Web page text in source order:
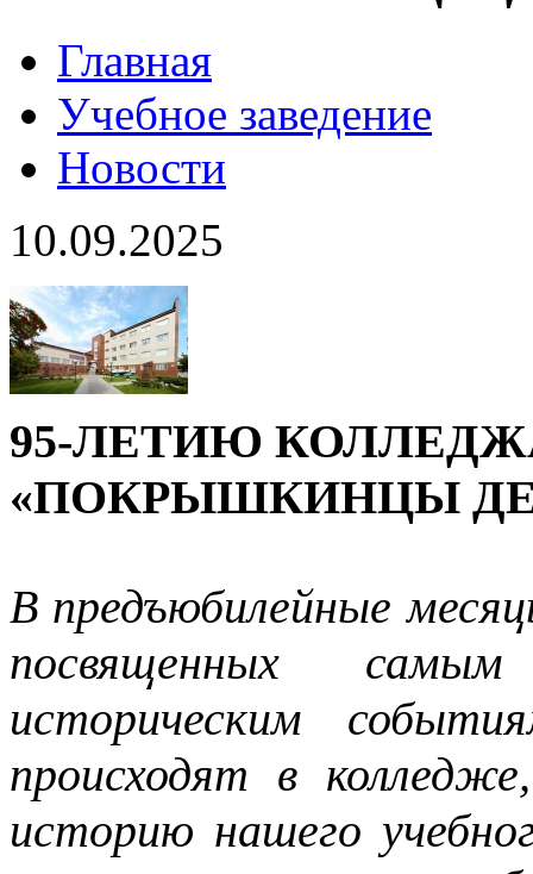
Главная
Учебное заведение
Новости
10.09.2025
95-ЛЕТИЮ
«ПОКРЫШКИНЦЫ
В предъюбилейные
посвященных
историческим
происходят в
историю нашего